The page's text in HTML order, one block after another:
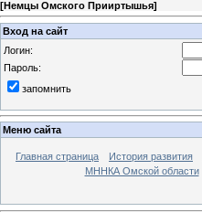
[Немцы Омского Прииртышья]
Вход на сайт
Логин:
Пароль:
запомнить
Меню сайта
Главная страница История развития
МННКА Омской области